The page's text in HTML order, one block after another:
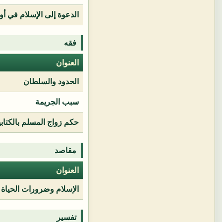
الدعوة إلى الإسلام في
فقه
العنوان
الحدود والسلطان
سبب الجريمة
حكم زواج المسلم
مقاصد
العنوان
الإسلام وضرورات الحياة
تفسير